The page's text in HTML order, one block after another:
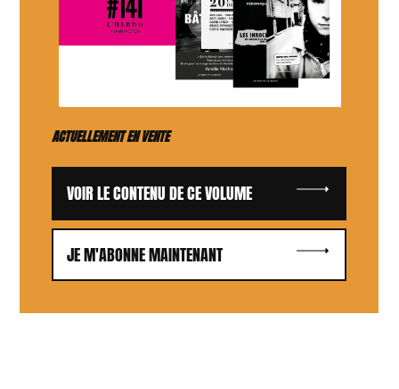
ACTUELLEMENT EN VENTE
VOIR LE CONTENU DE CE VOLUME
JE M'ABONNE MAINTENANT